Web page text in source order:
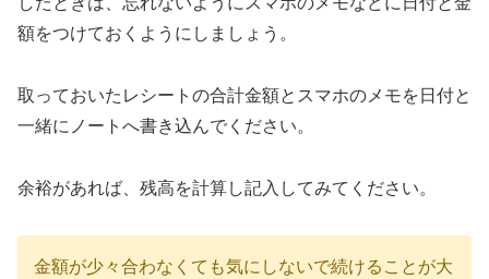
額をつけておくようにしましょう。
取っておいたレシートの合計金額とスマホのメモを日付と
一緒にノートへ書き込んでください。
余裕があれば、残高を計算し記入してみてください。
金額が少々合わなくても気にしないで続けることが大